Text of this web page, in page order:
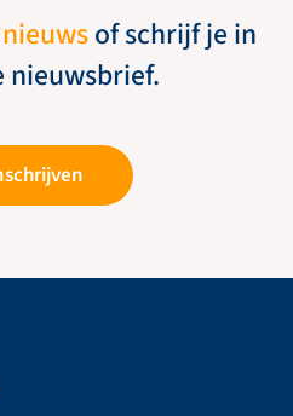
nieuwsof schrijf je in
nieuwsbrief.